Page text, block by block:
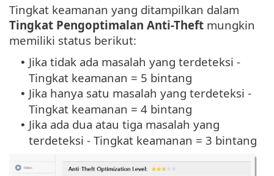
Tingkat keamanan yang ditampilkan dalam
Tingkat Pengoptimalan Anti-Theft mungkin
memiliki status berikut:
• Jika tidak ada masalah yang terdeteksi -
Tingkat keamanan = 5 bintang
• Jika hanya satu masalah yang terdeteksi -
Tingkat keamanan = 4 bintang
• Jika ada dua atau tiga masalah yang
terdeteksi - Tingkat keamanan = 3 bintang